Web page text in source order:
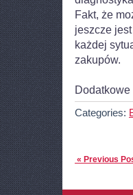
Fakt, że
jeszcze
każdej
zakupów.
Categories:
« Previous